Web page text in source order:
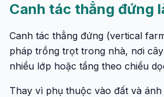
Canh tác thẳng đứng
Canh tác thẳng đứng (vertical
pháp trồng trọt trong nhà, nơi
nhiều lớp hoặc tầng theo chiều
Thay vì phụ thuộc vào đất và